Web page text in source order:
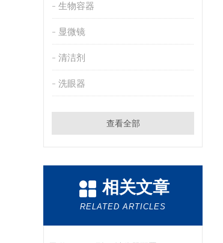
生物容器
显微镜
清洁剂
洗眼器
查看全部
相关文章
RELATED ARTICLES